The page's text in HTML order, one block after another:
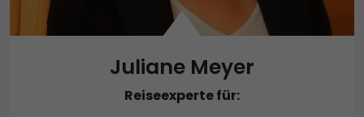
Juliane Meyer
Reiseexperte für: